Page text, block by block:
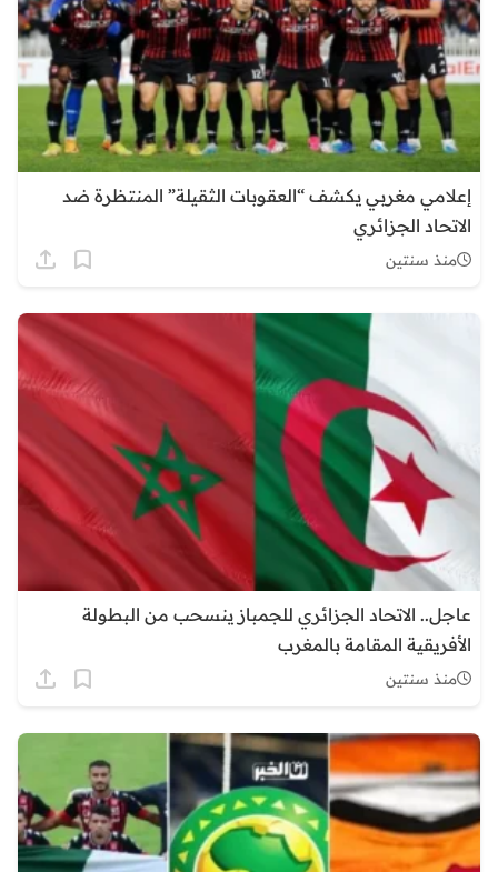
إعلامي مغربي يكشف “العقوبات الثقيلة” المنتظرة ضد
الاتحاد الجزائري
منذ سنتين
عاجل.. الاتحاد الجزائري للجمباز ينسحب من البطولة
الأفريقية المقامة بالمغرب
منذ سنتين